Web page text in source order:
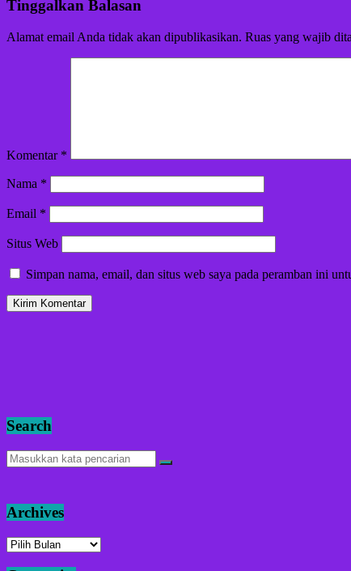
Tinggalkan Balasan
Alamat email Anda tidak akan dipublikasikan. Ruas yang wajib
Komentar *
Nama *
Email *
Situs Web
Simpan nama, email, dan situs web saya pada peramban ini
Search
Archives
Archives